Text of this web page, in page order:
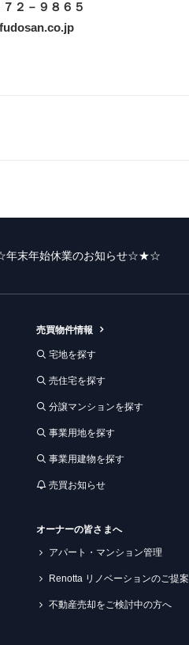
２－９８６５
末年始休業のお知らせ☆★☆
売買物件情報
宅地を探す
売住宅を探す
分譲マンションを探す
事業用地を探す
事業用建物を探す
売買お知らせ
オーナーの皆さまへ
アパート・マンション管理
Renotta リノベーションのご提案
不動産売却をご検討中の方へ